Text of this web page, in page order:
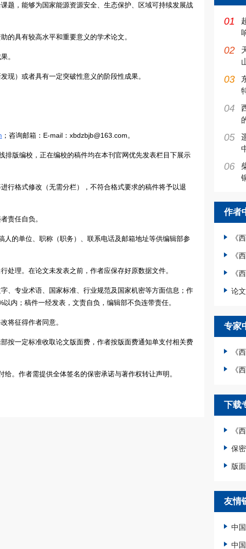
题，能够为国家能源资源安全、生态保护、区域可持续发展战
的具有较高水平和重要意义的学术论文。
。
现）或者具有一定突破性意义的阶段性成果。
；咨询邮箱：E-mail：xbdzbjb@163.com。
排版编校，正在编校的稿件均在本刊官网优先发表栏目下展示
行格式修改（无需分栏），不符合格式要求的稿件将予以退
责任自负。
人的单位、职称（职务）、联系电话及邮箱地址等供编辑部参
处理。在论文未发表之前，作者应保存好原数据文件。
、专业术语、国家标准、行业规范及国家机密等方面信息；作
内；稿件一经发表，文责自负，编辑部不负连带责任。
将征得作者同意。
按一定标准收取论文版面费，作者按版面费通知单支付相关费
给。作者需提供全体签名的保密承诺与著作权转让声明。
01
02
03
04
05
06
作者
《
《
《
论
专家
《
《
下载
《
保
版
友情
中
中